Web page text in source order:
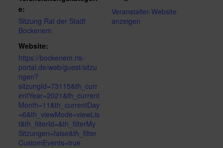
e:
Sitzung Rat der Stadt
Bockenem
Website:
https://bockenem.ris-
portal.de/web/guest/sitzu
ngen?
sitzungId=73115&th_curr
entYear=2021&th_current
Month=11&th_currentDay
=6&th_viewMode=viewLis
t&th_filterId=&th_filterMy
Sitzungen=false&th_filter
CustomEvents=true
Veranstalter-Website
anzeigen